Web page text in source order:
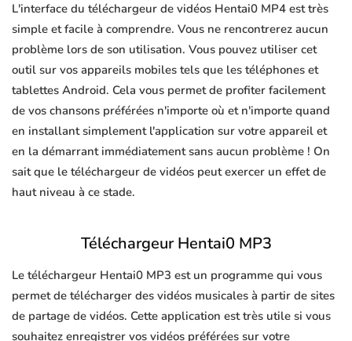
L'interface du téléchargeur de vidéos Hentai0 MP4 est très
simple et facile à comprendre. Vous ne rencontrerez aucun
problème lors de son utilisation. Vous pouvez utiliser cet
outil sur vos appareils mobiles tels que les téléphones et
tablettes Android. Cela vous permet de profiter facilement
de vos chansons préférées n'importe où et n'importe quand
en installant simplement l'application sur votre appareil et
en la démarrant immédiatement sans aucun problème ! On
sait que le téléchargeur de vidéos peut exercer un effet de
haut niveau à ce stade.
Téléchargeur Hentai0 MP3
Le téléchargeur Hentai0 MP3 est un programme qui vous
permet de télécharger des vidéos musicales à partir de sites
de partage de vidéos. Cette application est très utile si vous
souhaitez enregistrer vos vidéos préférées sur votre